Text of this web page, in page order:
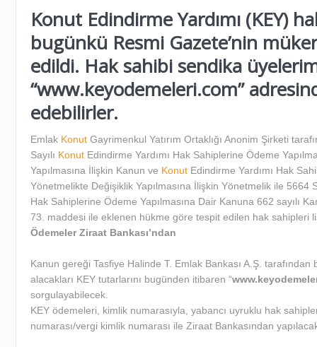
Konut Edindirme Yardımı (KEY)
bugünkü Resmi Gazete’nin
edildi. Hak sahibi sendika
“www.keyodemeleri.com”
edebilirler.
Emlak Konut Gayrimenkul Yatırım Ortaklığı Anonim Şirketi
Sayılı Konut Edindirme Yardımı Hak Sahiplerine Ödeme
Yapılmasına İlişkin Kanun ve Konut Edindirme Yardımı Hak
Yönetmelikte Değişiklik Yapılmasına İlişkin Yönetmelik ile 5664
Hak Sahiplerine Ödeme Yapılmasına Dair Kanuna 662 sayılı
73. maddesi ile eklenen hükme göre tespit edilen hak sahipleri
Ödemeler Ziraat Bankası’ndan
Kanun gereği Tasfiye Halinde T. Emlak Bankası A.Ş.
alacakları KEY tutarlarını bugünden itibaren “
sorgulayabilecek.
KEY ödemeleri, kimlik numarasıyla, yabancı uyruklu hak
numarası/vergi kimlik numarası ile Ziraat Bankasından